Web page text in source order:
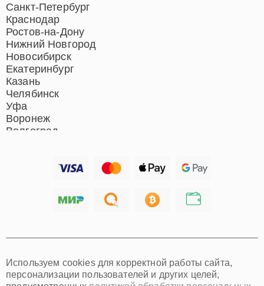
Санкт-Петербург
Краснодар
Ростов-на-Дону
Нижний Новгород
Новосибирск
Екатеринбург
Казань
Челябинск
Уфа
Воронеж
Волгоград
Хабаровск
Иркутск
Омск
Красноярск
Ремонт гладильных систем
Ремонт отпаривателей
Ремонт вертикальных
пылесосов
Используем cookies для корректной работы сайта,
персонализации пользователей и других целей,